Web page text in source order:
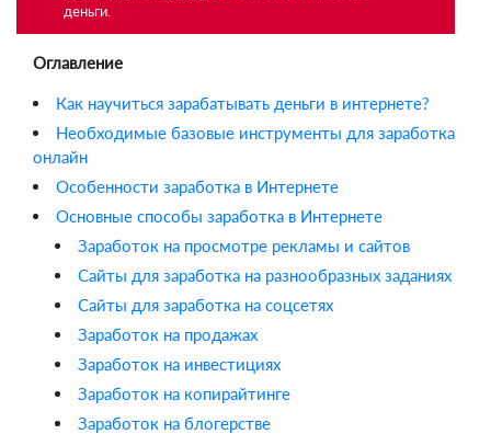
деньги.
Оглавление
Как научиться зарабатывать деньги в интернете?
Необходимые базовые инструменты для заработка
онлайн
Особенности заработка в Интернете
Основные способы заработка в Интернете
Заработок на просмотре рекламы и сайтов
Сайты для заработка на разнообразных заданиях
Сайты для заработка на соцсетях
Заработок на продажах
Заработок на инвестициях
Заработок на копирайтинге
Заработок на блогерстве